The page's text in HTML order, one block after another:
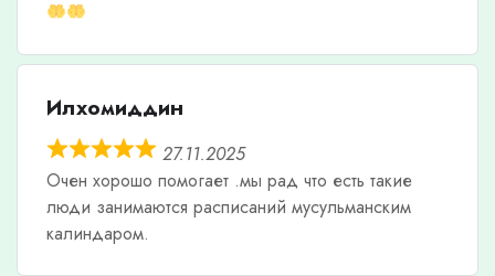
Илхомиддин
27.11.2025
Очен хорошо помогает .мы рад что есть такие
люди занимаются расписаний мусульманским
калиндаром.